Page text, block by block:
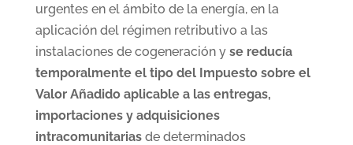
urgentes en el ámbito de la energía, en la
aplicación del régimen retributivo a las
instalaciones de cogeneración yse reducía
temporalmente el tipo del Impuesto sobre el
Valor Añadido aplicable a las entregas,
importaciones y adquisiciones
intracomunitariasde determinados